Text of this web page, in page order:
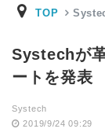
TOP
Systechが
ートを発表
Systech
2019/9/24 09:29